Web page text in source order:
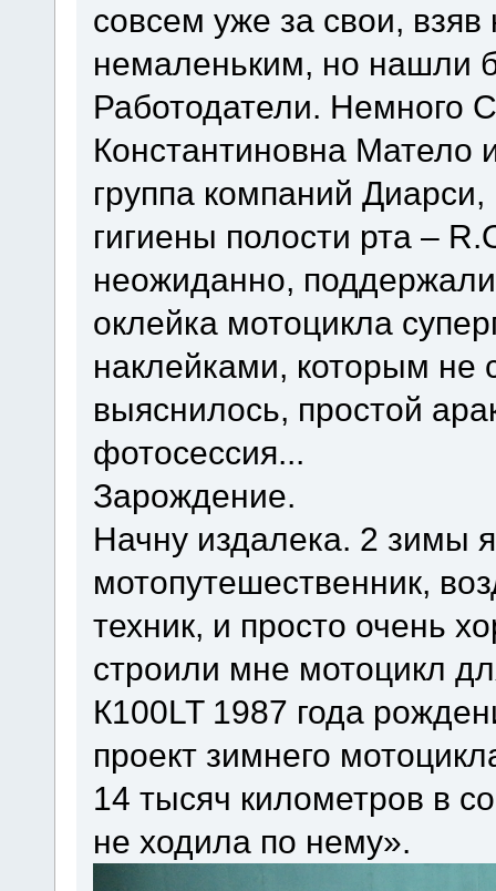
совсем уже за свои,
немаленьким, но нашли
Работодатели. Немного
Константиновна Матело
группа компаний
гигиены полости рта –
неожиданно,
оклейка мотоцикла
наклейками, которым не
выяснилось, простой
фотосессия...
Зарождение.
Начну издалека. 2 зимы
мотопутешественник,
техник, и просто очень
строили мне мотоцикл
К100LT 1987 года
проект зимнего
14 тысяч километров в
не ходила по нему».